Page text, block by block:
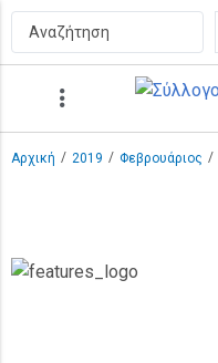
Αρχική / 2019 / Φεβρουάριος /